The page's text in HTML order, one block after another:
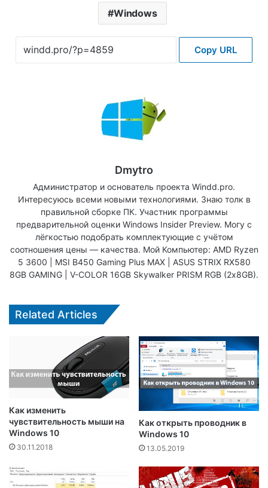
Windows
Copy URL
Dmytro
Администратор и основатель проекта Windd.pro.
Интересуюсь всеми новыми технологиями. Знаю толк в
правильной сборке ПК. Участник программы
предварительной оценки Windows Insider Preview. Могу с
лёгкостью подобрать комплектующие с учётом
соотношения цены — качества. Мой Компьютер: AMD Ryzen
5 3600 | MSI B450 Gaming Plus MAX | ASUS STRIX RX580
8GB GAMING | V-COLOR 16GB Skywalker PRISM RGB (2х8GB).
Related Articles
Как изменить
чувствительность мыши на
Windows 10
30.11.2018
Как открыть проводник в
Windows 10
13.05.2019